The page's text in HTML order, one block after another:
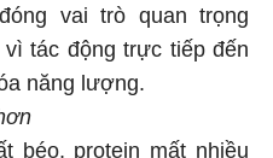
vai trò quan trọng
tác động trực tiếp đến
năng lượng.